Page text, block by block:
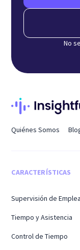
No
Quiénes Somos
CARACTERÍSTICAS
Supervisión de
Tiempo y Asistencia
Control de Tiempo